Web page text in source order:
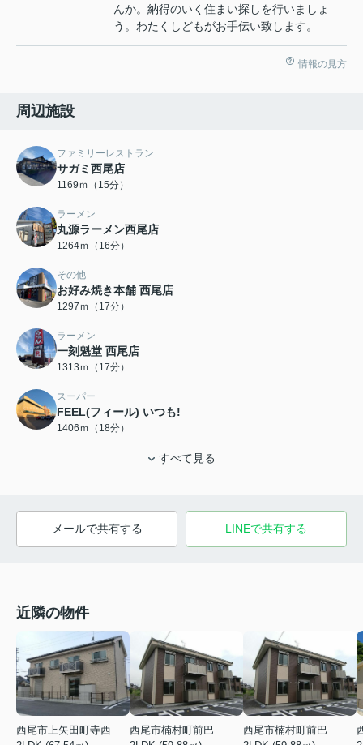
んか。納得のいく住まい探しを行いましょ
う。わたくしどもがお手伝い致します。
情報の見方
周辺施設
ファミリーレストラン
サガミ西尾店
1169ｍ（15分）
ラーメン
丸源ラーメン西尾店
1264ｍ（16分）
その他
お好み焼き本舗 西尾店
1297ｍ（17分）
ラーメン
一刻魁堂 西尾店
1313ｍ（17分）
スーパー
FEEL(フィール) いつも!
1406ｍ（18分）
すべて見る
メールで共有する LINEで共有する
近隣の物件
西尾市上矢田町寺西
西尾市楠村町前巴
西尾市楠村町前巴